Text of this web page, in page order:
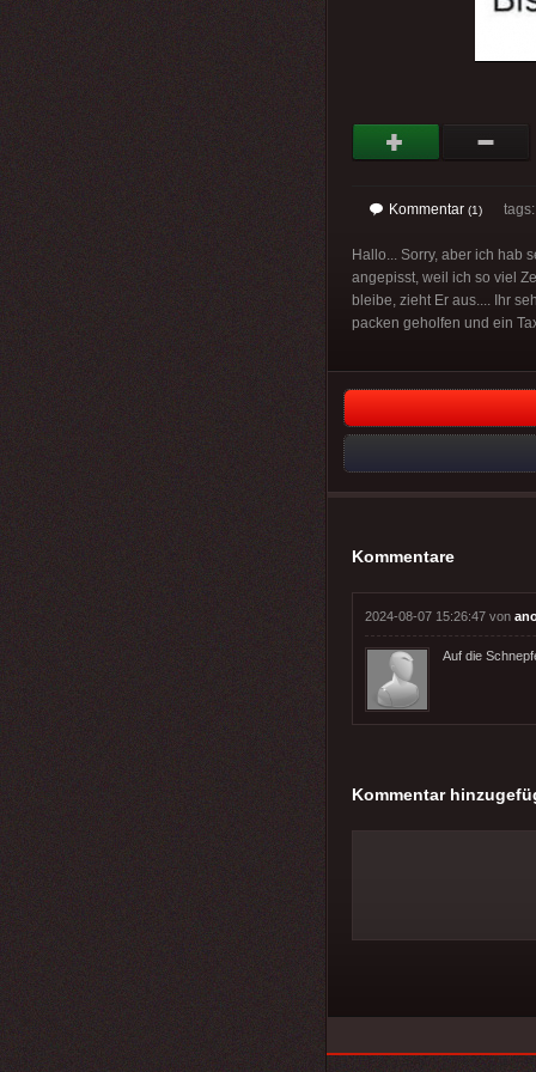
Kommentar (1)
Hallo... Sorry, aber ich hab
angepisst, weil ich so viel
bleibe, zieht Er aus.... Ihr
packen geholfen und ein
Kommentare
2024-08-07 15:26:47 von
Auf die
Kommentar